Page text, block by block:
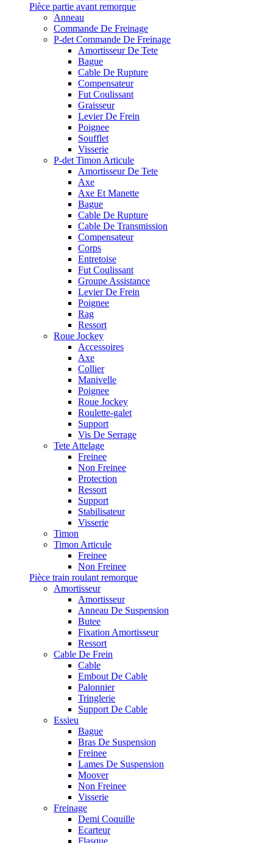
Pièce partie avant remorque
Anneau
Commande De Freinage
P-det Commande De Freinage
Amortisseur De Tete
Bague
Cable De Rupture
Compensateur
Fut Coulissant
Graisseur
Levier De Frein
Poignee
Soufflet
Visserie
P-det Timon Articule
Amortisseur De Tete
Axe
Axe Et Manette
Bague
Cable De Rupture
Cable De Transmission
Compensateur
Corps
Entretoise
Fut Coulissant
Groupe Assistance
Levier De Frein
Poignee
Rag
Ressort
Roue Jockey
Accessoires
Axe
Collier
Manivelle
Poignee
Roue Jockey
Roulette-galet
Support
Vis De Serrage
Tete Attelage
Freinee
Non Freinee
Protection
Ressort
Support
Stabilisateur
Visserie
Timon
Timon Articule
Freinee
Non Freinee
Pièce train roulant remorque
Amortisseur
Amortisseur
Anneau De Suspension
Butee
Fixation Amortisseur
Ressort
Cable De Frein
Cable
Embout De Cable
Palonnier
Tringlerie
Support De Cable
Essieu
Bague
Bras De Suspension
Freinee
Lames De Suspension
Moover
Non Freinee
Visserie
Freinage
Demi Coquille
Ecarteur
Flasque